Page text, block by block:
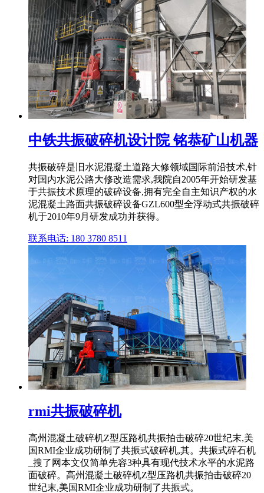
中铁共振破碎机设计院 铭恭矿山机器
共振破碎是旧水泥混凝土道路大修领域国际前沿技术,针
对国内水泥公路大修改造需求,我院自2005年开始研发基
于共振技术原理的破碎设备,拥有完全自主知识产权的水
泥混凝土路面共振破碎设备GZL600型全浮动式共振破碎
机于2010年9月研发成功并获得。
联系电话: 180 3780 8511
rmi共振破碎机
高州混凝土破碎机Z型压路机共振拍击破碎20世纪末,美
国RMI企业成功研制了共振式破碎机,其。共振式碎石机
_搜了网本文仅简单先容3种具有现代技术水平的水泥路
面破碎。高州混凝土破碎机Z型压路机共振拍击破碎20
世纪末,美国RMI企业成功研制了共振式。